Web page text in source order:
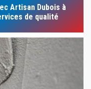
Artisan Dubois à
de qualité